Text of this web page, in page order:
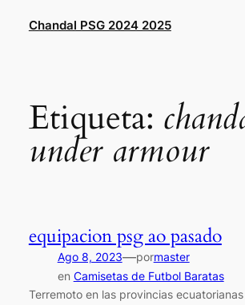
Chandal PSG 2024 2025
Etiqueta:
under armour
equipacion psg ao pasado
Ago 8, 2023—pormaster
en Camisetas de Futbol Baratas
Terremoto en las provincias